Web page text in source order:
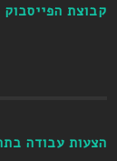
קבוצת
הצעות עבודה